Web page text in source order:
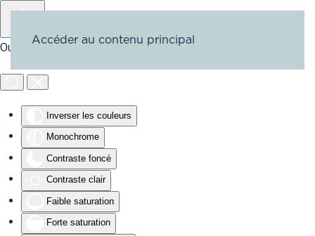
Outils d'accessibilité
Inverser les couleurs
Monochrome
Contraste foncé
Contraste clair
Faible saturation
Forte saturation
Accéder au contenu principal